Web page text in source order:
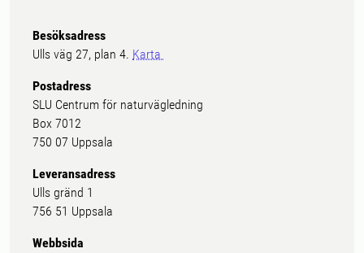
Besöksadress
Ulls väg 27, plan 4. Karta
Postadress
SLU Centrum för naturvägledning
Box 7012
750 07 Uppsala
Leveransadress
Ulls gränd 1
756 51 Uppsala
Webbsida